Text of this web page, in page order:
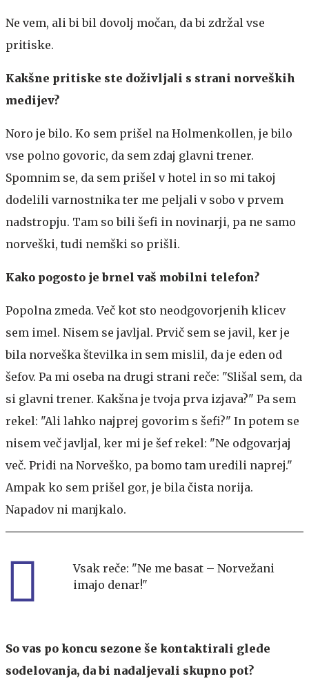
Ne vem, ali bi bil dovolj močan, da bi zdržal vse
pritiske.
Kakšne pritiske ste doživljali s strani norveških
medijev?
Noro je bilo. Ko sem prišel na Holmenkollen, je bilo
vse polno govoric, da sem zdaj glavni trener.
Spomnim se, da sem prišel v hotel in so mi takoj
dodelili varnostnika ter me peljali v sobo v prvem
nadstropju. Tam so bili šefi in novinarji, pa ne samo
norveški, tudi nemški so prišli.
Kako pogosto je brnel vaš mobilni telefon?
Popolna zmeda. Več kot sto neodgovorjenih klicev
sem imel. Nisem se javljal. Prvič sem se javil, ker je
bila norveška številka in sem mislil, da je eden od
šefov. Pa mi oseba na drugi strani reče: "Slišal sem, da
si glavni trener. Kakšna je tvoja prva izjava?" Pa sem
rekel: "Ali lahko najprej govorim s šefi?" In potem se
nisem več javljal, ker mi je šef rekel: "Ne odgovarjaj
več. Pridi na Norveško, pa bomo tam uredili naprej."
Ampak ko sem prišel gor, je bila čista norija.
Napadov ni manjkalo.
Vsak reče: "Ne me basat – Norvežani
imajo denar!"
So vas po koncu sezone še kontaktirali glede
sodelovanja, da bi nadaljevali skupno pot?